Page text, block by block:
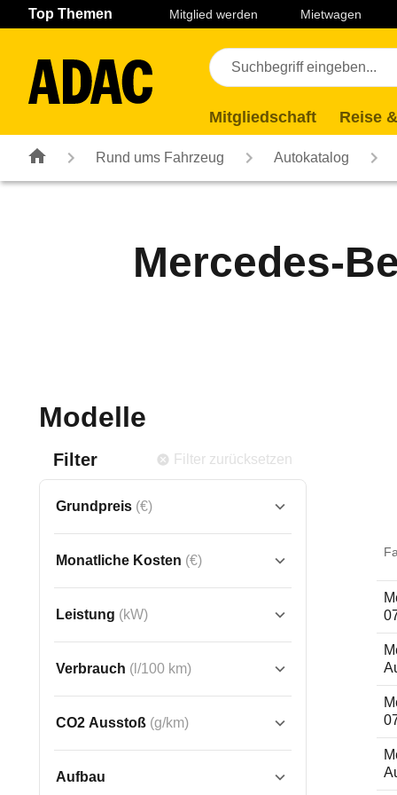
Navigation Seiteninhalt Fußzeile
Top Themen Mitglied werden Mietwagen
Mitgliedschaft Reise
Rund ums Fahrzeug Autokatalog
Mercedes-
Modelle
Filter Filter zurücksetzen
Grundpreis (€)
Monatliche Kosten (€)
Leistung (kW)
Verbrauch (l/100 km)
CO2 Ausstoß (g/km)
Aufbau